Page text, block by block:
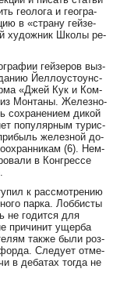
ге­о­ло­га и ге­ог­ра­
в «стра­ну гей­зе­
ху­дож­ник Шко­лы ре­
гей­зе­ров выз­
Йел­ло­ус­то­у­нс­
«Джей Кук и Ком­
из Мон­та­ны. Же­лез­но­
сох­ра­не­ни­ем ди­кой
по­пу­ляр­ным ту­рис­
же­лез­ной до­
(6). Нем­
в Конг­рес­се
к рас­смот­ре­нию
пар­ка. Лоб­бис­ты
не го­дит­ся для
при­чи­нит ущер­ба
так­же бы­ли роз­
Сле­ду­ет от­ме­
в де­ба­тах тог­да не